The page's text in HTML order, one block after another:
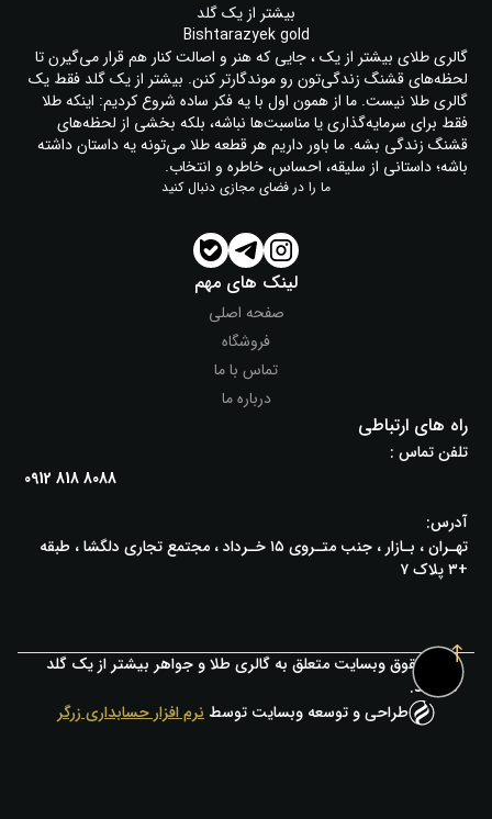
بیشتر از یک گلد
Bishtarazyek gold
گالری طلای بیشتر از یک ، جایی که هنر و اصالت کنار هم قرار می‌گیرن تا
لحظه‌های قشنگ زندگی‌تون رو موندگارتر کنن. بیشتر از یک گلد فقط یک
گالری طلا نیست. ما از همون اول با یه فکر ساده شروع کردیم: اینکه طلا
فقط برای سرمایه‌گذاری یا مناسبت‌ها نباشه، بلکه بخشی از لحظه‌های
قشنگ زندگی بشه. ما باور داریم هر قطعه طلا می‌تونه یه داستان داشته
باشه؛ داستانی از سلیقه، احساس، خاطره و انتخاب.
ما را در فضای مجازی دنبال کنید
لینک های مهم
صفحه اصلی
فروشگاه
تماس با ما
درباره ما
راه های ارتباطی
تلفن تماس :
0912 818 8088
آدرس:
تهـران ، بـازار ، جنب متـروی ۱۵ خـرداد ، مجتمع تجاری دلگشا ، طبقه
+۳ پلاک ۷
کلیه حقوق وبسایت متعلق به گالری طلا و جواهر بیشتر از یک گلد
میباشد.
طراحی و توسعه وبسایت توسطنرم افزار حسابداری زرگر